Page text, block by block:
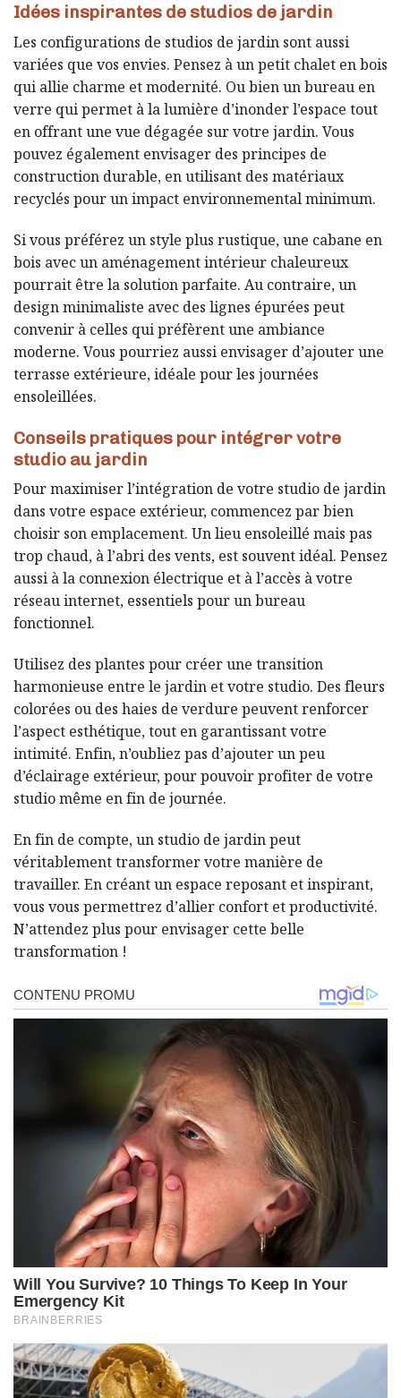
Idées inspirantes de studios de jardin
Les configurations de studios de jardin sont aussi
variées que vos envies. Pensez à un petit chalet en bois
qui allie charme et modernité. Ou bien un bureau en
verre qui permet à la lumière d’inonder l’espace tout
en offrant une vue dégagée sur votre jardin. Vous
pouvez également envisager des principes de
construction durable, en utilisant des matériaux
recyclés pour un impact environnemental minimum.
Si vous préférez un style plus rustique, une cabane en
bois avec un aménagement intérieur chaleureux
pourrait être la solution parfaite. Au contraire, un
design minimaliste avec des lignes épurées peut
convenir à celles qui préfèrent une ambiance
moderne. Vous pourriez aussi envisager d’ajouter une
terrasse extérieure, idéale pour les journées
ensoleillées.
Conseils pratiques pour intégrer votre
studio au jardin
Pour maximiser l’intégration de votre studio de jardin
dans votre espace extérieur, commencez par bien
choisir son emplacement. Un lieu ensoleillé mais pas
trop chaud, à l’abri des vents, est souvent idéal. Pensez
aussi à la connexion électrique et à l’accès à votre
réseau internet, essentiels pour un bureau
fonctionnel.
Utilisez des plantes pour créer une transition
harmonieuse entre le jardin et votre studio. Des fleurs
colorées ou des haies de verdure peuvent renforcer
l’aspect esthétique, tout en garantissant votre
intimité. Enfin, n’oubliez pas d’ajouter un peu
d’éclairage extérieur, pour pouvoir profiter de votre
studio même en fin de journée.
En fin de compte, un studio de jardin peut
véritablement transformer votre manière de
travailler. En créant un espace reposant et inspirant,
vous vous permettrez d’allier confort et productivité.
N’attendez plus pour envisager cette belle
transformation !